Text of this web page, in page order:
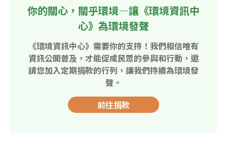
你的關心，關乎環境—讓《環境資訊中
心》為環境發聲
《環境資訊中心》需要你的支持！我們相信唯有
資訊公開普及，才能促成民眾的參與和行動，邀
請您加入定期捐款的行列，讓我們持續為環境發
聲。
前往捐款